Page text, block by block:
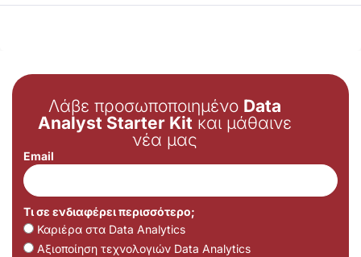
Λάβε προσωποποιημένο Data
Analyst Starter Kit και μάθαινε
νέα μας
Email
Τι σε ενδιαφέρει περισσότερο;
Καριέρα στα Data Analytics
Αξιοποίηση τεχνολογιών Data Analytics